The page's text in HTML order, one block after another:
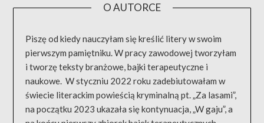
O AUTORCE
Piszę od kiedy nauczyłam się kreślić litery w swoim
pierwszym pamiętniku. W pracy zawodowej tworzyłam
i tworzę teksty branżowe, bajki terapeutyczne i
naukowe. W styczniu 2022 roku zadebiutowałam w
świecie literackim powieścią kryminalną pt. „Za lasami”,
na początku 2023 ukazała się kontynuacja, „W gaju”, a